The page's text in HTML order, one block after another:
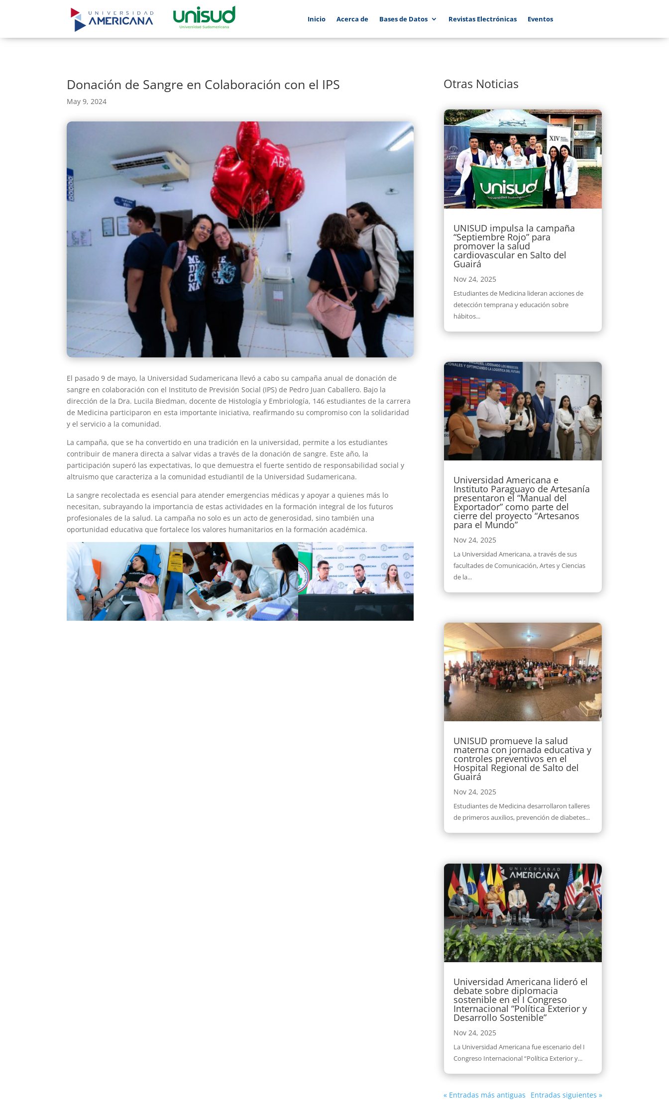
Inicio Acerca de Bases de Datos Revistas Electrónicas Eventos
Donación de Sangre en Colaboración con el IPS
May 9, 2024
El pasado 9 de mayo, la Universidad Sudamericana llevó a cabo su campaña anual de donación de
sangre en colaboración con el Instituto de Previsión Social (IPS) de Pedro Juan Caballero. Bajo la
dirección de la Dra. Lucila Biedman, docente de Histología y Embriología, 146 estudiantes de la carrera
de Medicina participaron en esta importante iniciativa, reafirmando su compromiso con la solidaridad
y el servicio a la comunidad.
La campaña, que se ha convertido en una tradición en la universidad, permite a los estudiantes
contribuir de manera directa a salvar vidas a través de la donación de sangre. Este año, la
participación superó las expectativas, lo que demuestra el fuerte sentido de responsabilidad social y
altruismo que caracteriza a la comunidad estudiantil de la Universidad Sudamericana.
La sangre recolectada es esencial para atender emergencias médicas y apoyar a quienes más lo
necesitan, subrayando la importancia de estas actividades en la formación integral de los futuros
profesionales de la salud. La campaña no solo es un acto de generosidad, sino también una
oportunidad educativa que fortalece los valores humanitarios en la formación académica.
Otras Noticias
UNISUD impulsa la campaña
“Septiembre Rojo” para
promover la salud
cardiovascular en Salto del
Guairá
Nov 24, 2025
Estudiantes de Medicina lideran acciones de
detección temprana y educación sobre
hábitos...
Universidad Americana e
Instituto Paraguayo de Artesanía
presentaron el “Manual del
Exportador” como parte del
cierre del proyecto “Artesanos
para el Mundo”
Nov 24, 2025
La Universidad Americana, a través de sus
facultades de Comunicación, Artes y Ciencias
de la...
UNISUD promueve la salud
materna con jornada educativa y
controles preventivos en el
Hospital Regional de Salto del
Guairá
Nov 24, 2025
Estudiantes de Medicina desarrollaron talleres
de primeros auxilios, prevención de diabetes...
Universidad Americana lideró el
debate sobre diplomacia
sostenible en el I Congreso
Internacional “Política Exterior y
Desarrollo Sostenible”
Nov 24, 2025
La Universidad Americana fue escenario del I
Congreso Internacional “Política Exterior y...
« Entradas más antiguas Entradas siguientes »